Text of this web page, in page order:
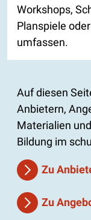
Workshops,
Planspiele
umfassen.
Auf diesen
Anbietern,
Materialien
Bildung im
Zu
Zu